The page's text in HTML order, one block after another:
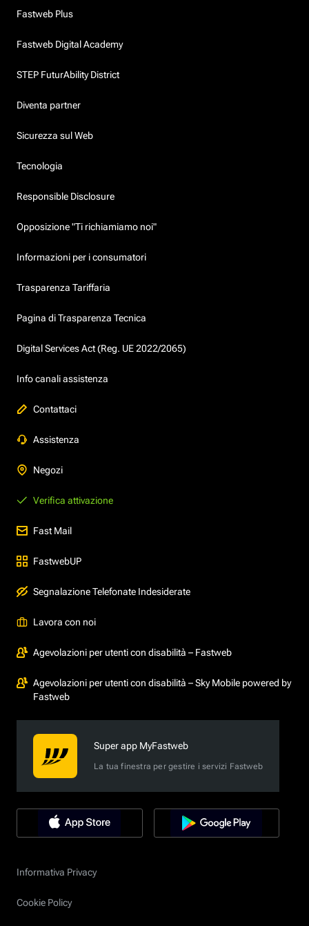
Fastweb Plus
Fastweb Digital Academy
STEP FuturAbility District
Diventa partner
Sicurezza sul Web
Tecnologia
Responsible Disclosure
Opposizione "Ti richiamiamo noi"
Informazioni per i consumatori
Trasparenza Tariffaria
Pagina di Trasparenza Tecnica
Digital Services Act (Reg. UE 2022/2065)
Info canali assistenza
Contattaci
Assistenza
Negozi
Verifica attivazione
Fast Mail
FastwebUP
Segnalazione Telefonate Indesiderate
Lavora con noi
Agevolazioni per utenti con disabilità – Fastweb
Agevolazioni per utenti con disabilità – Sky Mobile powered by
Fastweb
Super app MyFastweb
La tua finestra per gestire i servizi Fastweb
Informativa Privacy
Cookie Policy